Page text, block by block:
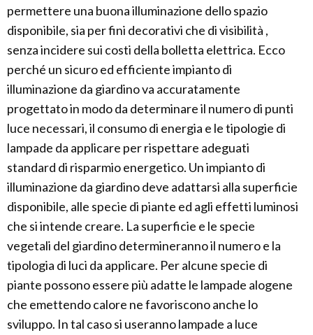
permettere una buona illuminazione dello spazio
disponibile, sia per fini decorativi che di visibilità ,
senza incidere sui costi della bolletta elettrica. Ecco
perché un sicuro ed efficiente impianto di
illuminazione da giardino va accuratamente
progettato in modo da determinare il numero di punti
luce necessari, il consumo di energia e le tipologie di
lampade da applicare per rispettare adeguati
standard di risparmio energetico. Un impianto di
illuminazione da giardino deve adattarsi alla superficie
disponibile, alle specie di piante ed agli effetti luminosi
che si intende creare. La superficie e le specie
vegetali del giardino determineranno il numero e la
tipologia di luci da applicare. Per alcune specie di
piante possono essere più adatte le lampade alogene
che emettendo calore ne favoriscono anche lo
sviluppo. In tal caso si useranno lampade a luce